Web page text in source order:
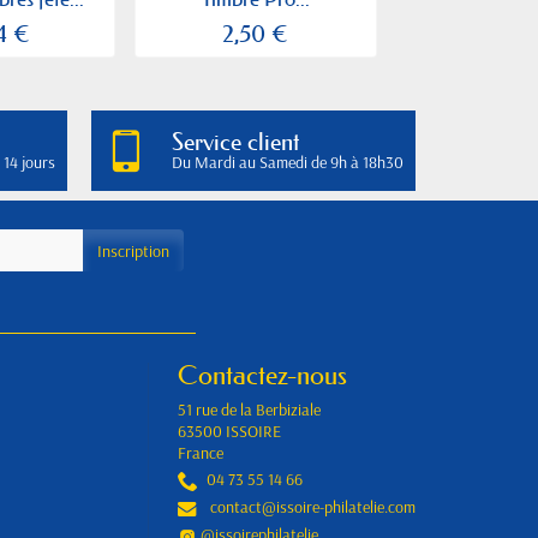
€ 2,50 €
jours
Service client
Du Mardi au Samedi de 9h à 18h30
Contactez-nous
51 rue de la Berbiziale
63500 ISSOIRE
France
04 73 55 14 66
contact@issoire-philatelie.com